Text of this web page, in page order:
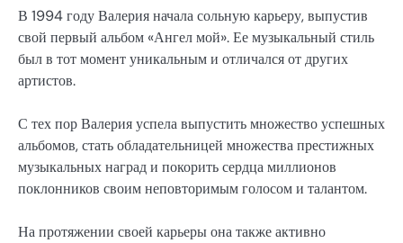
В 1994 году Валерия начала сольную карьеру, выпустив
свой первый альбом «Ангел мой». Ее музыкальный стиль
был в тот момент уникальным и отличался от других
артистов.
С тех пор Валерия успела выпустить множество успешных
альбомов, стать обладательницей множества престижных
музыкальных наград и покорить сердца миллионов
поклонников своим неповторимым голосом и талантом.
На протяжении своей карьеры она также активно